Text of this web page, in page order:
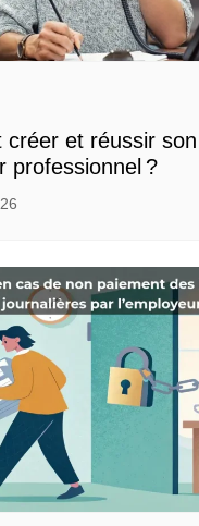
créer et réussir son
professionnel ?